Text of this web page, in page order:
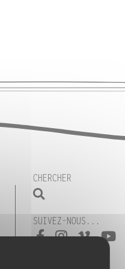
CHERCHER
SUIVEZ-NOUS...